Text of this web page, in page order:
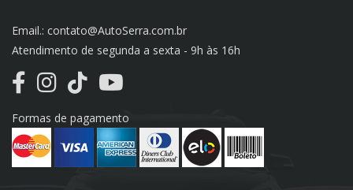
Email.: contato@AutoSerra.com.br
Atendimento de segunda a sexta - 9h às 16h
Formas de pagamento